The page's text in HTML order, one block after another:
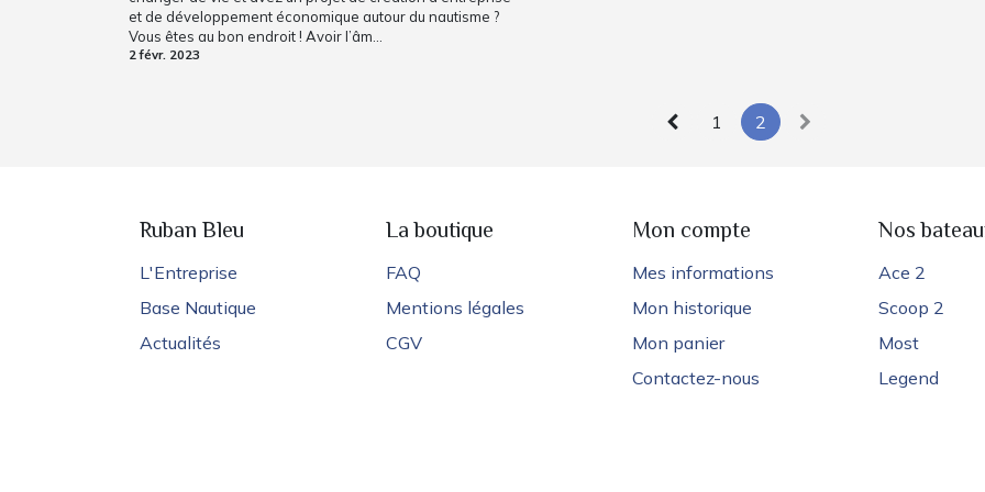
et de développement économique autour du nautisme ?
Vous êtes au bon endroit ! Avoir l’âm...
2 févr. 2023
1 2
Ruban Bleu
L'Entreprise
Base Nautique
Actualités
La boutique
FAQ
Mentions légales
CGV
Mon compte
Mes informations
Mon historique
Mon panier
Contactez-nous
Nos
Ace 2
Scoop 2
Most
Legend